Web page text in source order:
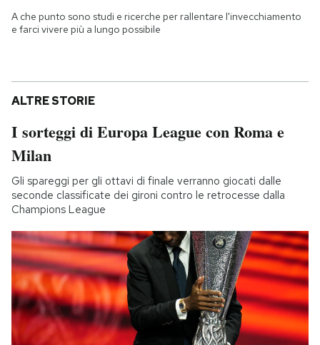
A che punto sono studi e ricerche per rallentare l'invecchiamento
e farci vivere più a lungo possibile
ALTRE STORIE
I sorteggi di Europa League con Roma e
Milan
Gli spareggi per gli ottavi di finale verranno giocati dalle
seconde classificate dei gironi contro le retrocesse dalla
Champions League